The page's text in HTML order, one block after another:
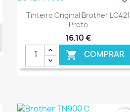
Ver+
Tinteiro Original Brother LC421
Preto
16,10 €
 COMPRAR